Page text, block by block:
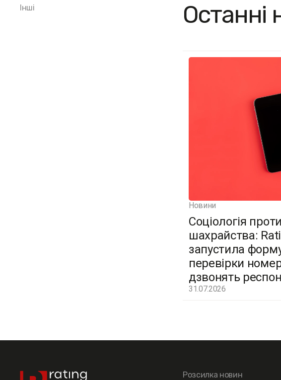
Інші Останні
Новини
Соціологія проти
шахрайства:
запустила
перевірки
дзвонять
31.07.2026
Розсилка новин